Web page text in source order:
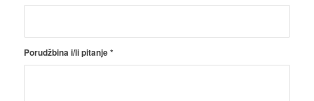
Porudžbina i/li pitanje*